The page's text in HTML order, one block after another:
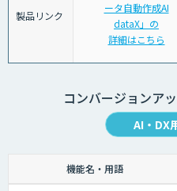
製品リンク
ータ自動作成AI
dataX」の
詳細はこちら
コンバージョンア
AI・DX
機能名・用語